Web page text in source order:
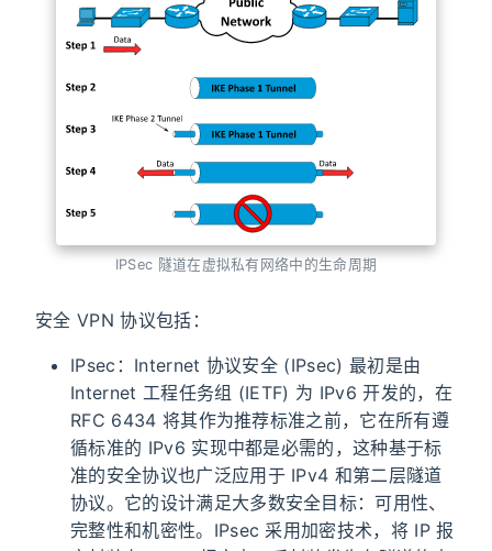
IPSec 隧道在虚拟私有网络中的生命周期
安全 VPN 协议包括：
IPsec：Internet 协议安全 (IPsec) 最初是由
Internet 工程任务组 (IETF) 为 IPv6 开发的，在
RFC 6434 将其作为推荐标准之前，它在所有遵
循标准的 IPv6 实现中都是必需的，这种基于标
准的安全协议也广泛应用于 IPv4 和第二层隧道
协议。它的设计满足大多数安全目标：可用性、
完整性和机密性。IPsec 采用加密技术，将 IP 报